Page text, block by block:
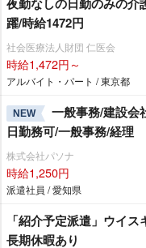
躍/時給1472円
社会医療法人財団 仁医会
時給1,472円～
アルバイト・パート / 東京都
NEW
一般事務/建設会
日勤務可/一般事務/経理
株式会社パソナ
時給1,250円
派遣社員 / 愛知県
「紹介予定派遣」ウイ
長期休暇あり